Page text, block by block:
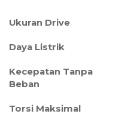
Ukuran Drive
Daya Listrik
Kecepatan Tanpa
Beban
Torsi Maksimal